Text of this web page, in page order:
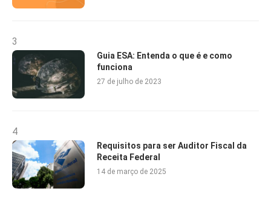
3
Guia ESA: Entenda o que é e como
funciona
27 de julho de 2023
4
Requisitos para ser Auditor Fiscal da
Receita Federal
14 de março de 2025